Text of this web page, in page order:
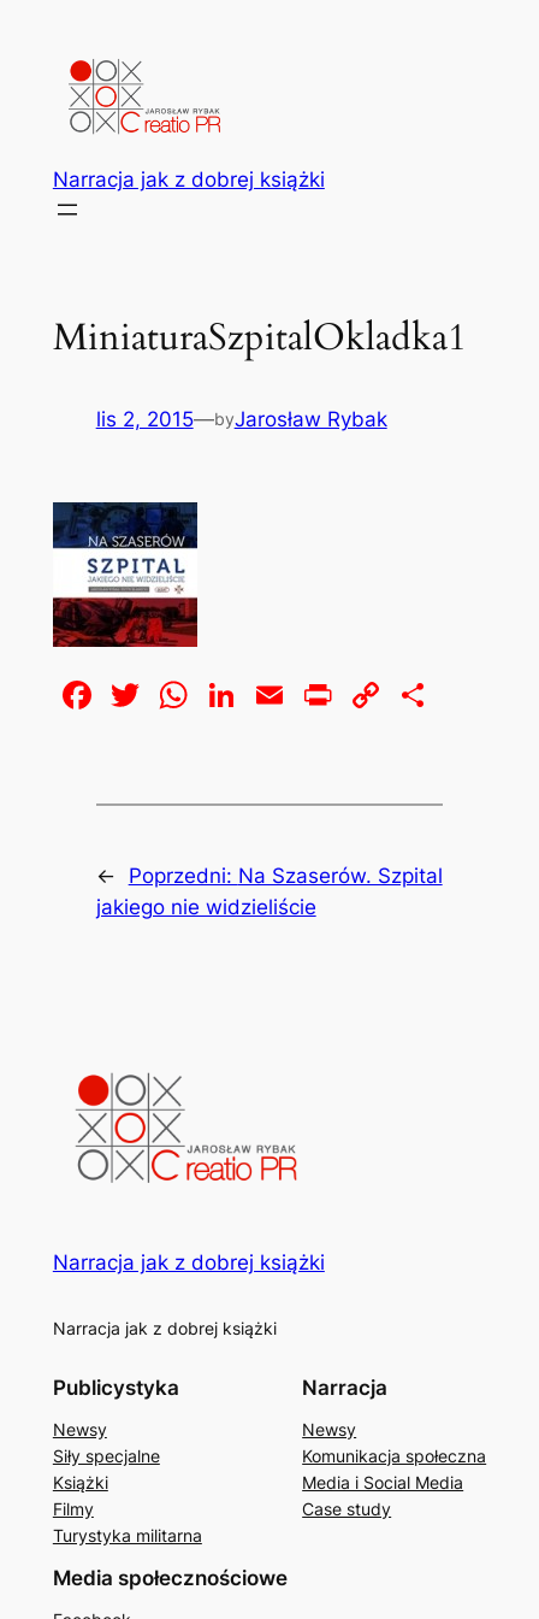
Narracja jak z dobrej książki
MiniaturaSzpitalOkladka1
lis 2, 2015—byJarosław Rybak
Facebook
Twitter
WhatsApp
LinkedIn
EmailPrintCopy
← Poprzedni: Na Szaserów. Szpital
jakiego nie widzieliście
Narracja jak z dobrej książki
Narracja jak z dobrej książki
Publicystyka
Newsy
Siły specjalne
Książki
Filmy
Turystyka militarna
Narracja
Newsy
Komunikacja społeczna
Media i Social Media
Case study
Media społecznościowe